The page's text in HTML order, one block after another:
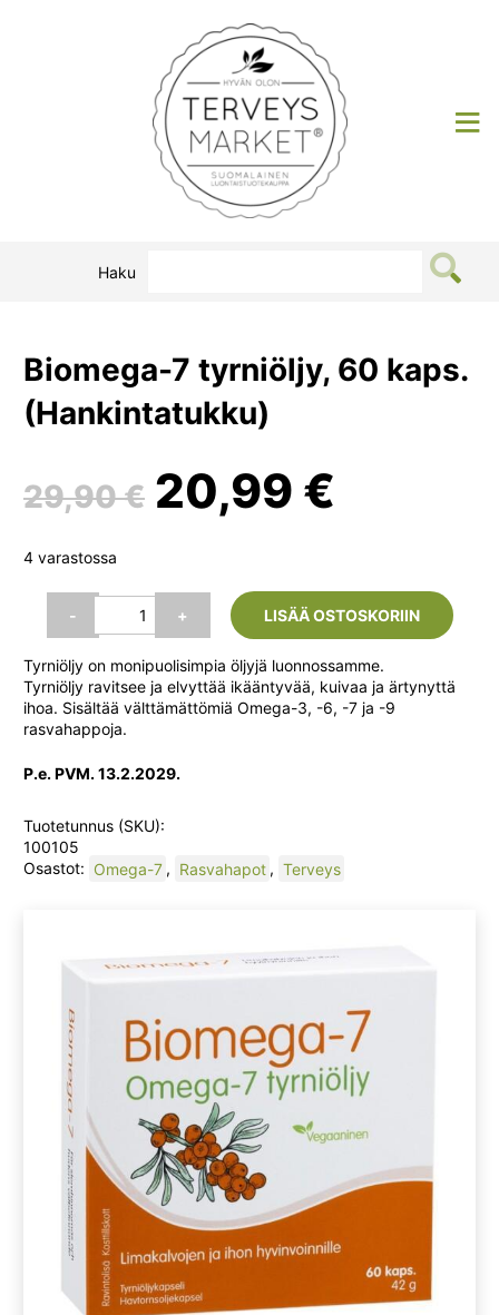
Terveysmarket
Haku
Biomega-7 tyrniöljy, 60 kaps.
(Hankintatukku)
29,90€ Alkuperäinen
oli:
29,90 €.
20,99 €
on:
20,99
4 varastossa
-
Biomega-
60
kaps.
(Hankintatukku)
määrä
+ LISÄÄ OSTOSKORIIN
Tyrniöljy on monipuolisimpia öljyjä luonnossamme.
Tyrniöljy ravitsee ja elvyttää ikääntyvää, kuivaa ja ärtynyttä
ihoa. Sisältää välttämättömiä Omega-3, -6, -7 ja -9
rasvahappoja.
P.e. PVM. 13.2.2029.
Tuotetunnus (SKU):
100105
Osastot: Omega-7 , Rasvahapot , Terveys